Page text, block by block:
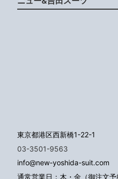
東京都港区西新橋1-22-1
03-3501-9563
info@new-yoshida-suit.com
通常営業日：木・金（御注文予